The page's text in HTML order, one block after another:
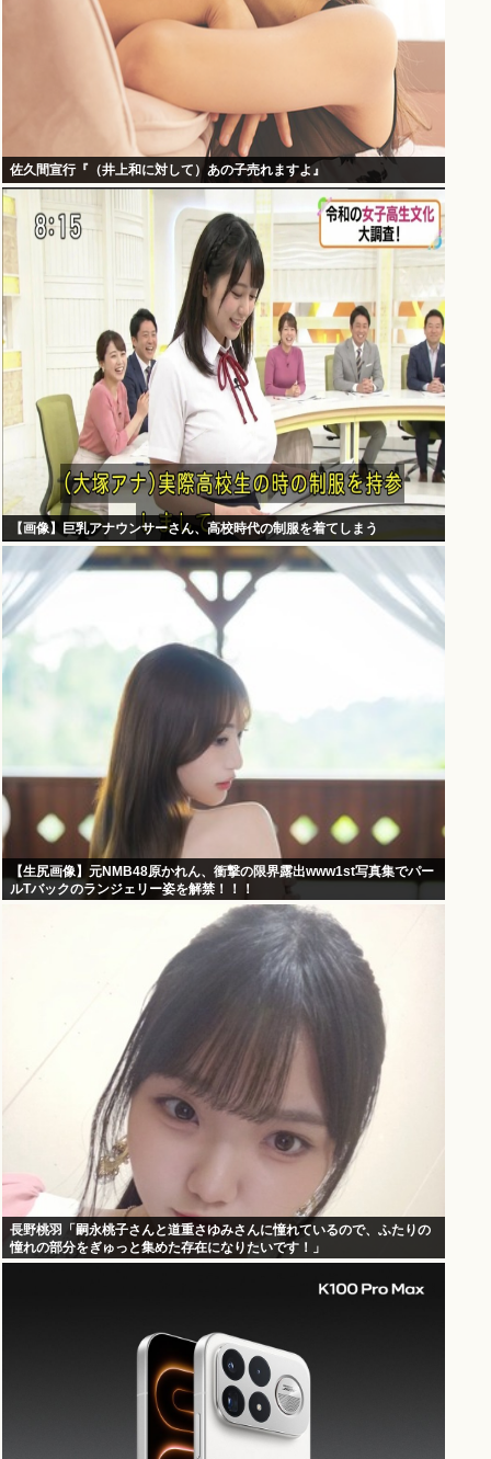
佐久間宣行『（井上和に対して）あの子売れますよ』
【画像】巨乳アナウンサーさん、高校時代の制服を着てしまう
【生尻画像】元NMB48原かれん、衝撃の限界露出www1st写真集でパー
ルTバックのランジェリー姿を解禁！！！
長野桃羽「嗣永桃子さんと道重さゆみさんに憧れているので、ふたりの
憧れの部分をぎゅっと集めた存在になりたいです！」